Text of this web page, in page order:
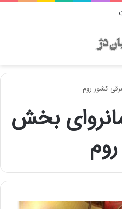
کشور روم
بخش